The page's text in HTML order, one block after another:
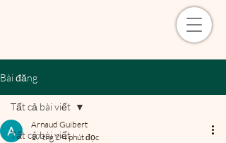
Bài đăng
Tất cả bài viết
Tất cả bài viết
Arnaud Guibert
17 thg 2 4 phút đọc